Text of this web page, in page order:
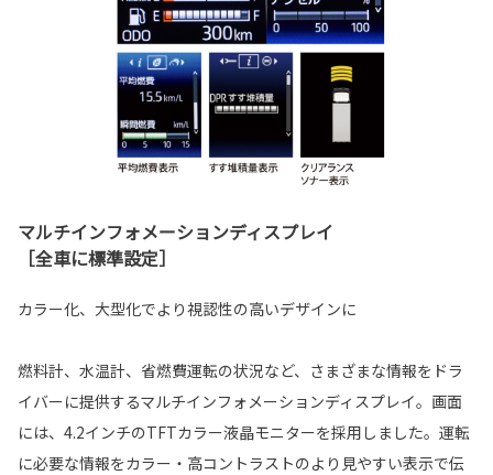
マルチインフォメーションディスプレイ
［全車に標準設定］
カラー化、大型化でより視認性の高いデザインに
燃料計、水温計、省燃費運転の状況など、さまざまな情報をドラ
イバーに提供するマルチインフォメーションディスプレイ。画面
には、4.2インチのTFTカラー液晶モニターを採用しました。運転
に必要な情報をカラー・高コントラストのより見やすい表示で伝